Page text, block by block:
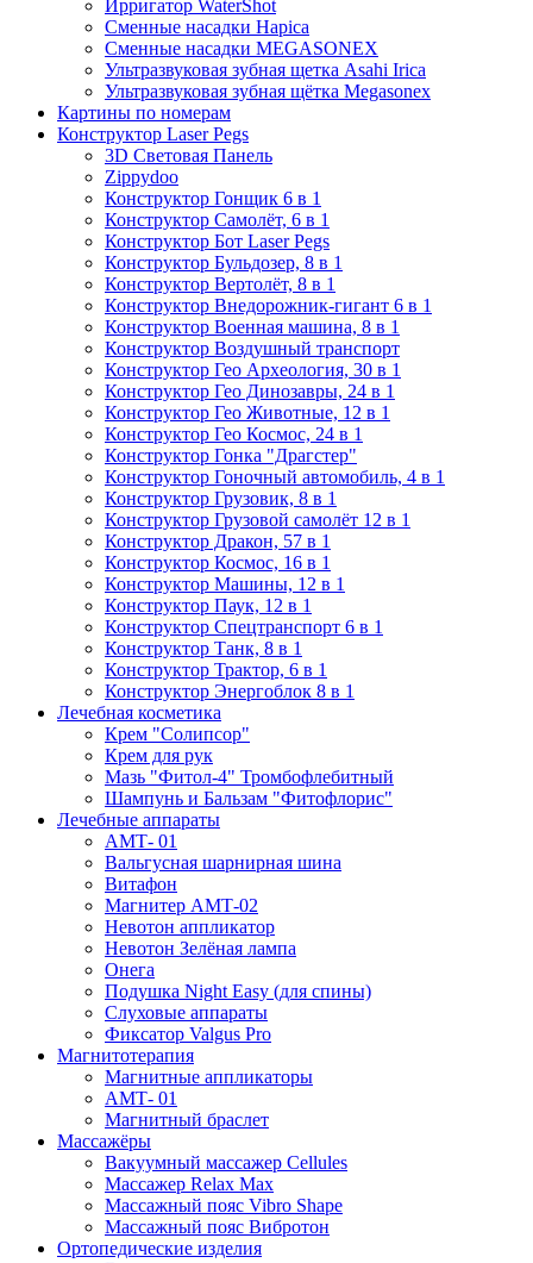
Ирригатор WaterShot
Сменные насадки Hapica
Сменные насадки MEGASONEX
Ультразвуковая зубная щетка Asahi Irica
Ультразвуковая зубная щётка Megasonex
Картины по номерам
Конструктор Laser Pegs
3D Световая Панель
Zippydoo
Конструктор Гонщик 6 в 1
Конструктор Cамолёт, 6 в 1
Конструктор Бот Laser Pegs
Конструктор Бульдозер, 8 в 1
Конструктор Вертолёт, 8 в 1
Конструктор Внедорожник-гигант 6 в 1
Конструктор Военная машина, 8 в 1
Конструктор Воздушный транспорт
Конструктор Гео Археология, 30 в 1
Конструктор Гео Динозавры, 24 в 1
Конструктор Гео Животные, 12 в 1
Конструктор Гео Космос, 24 в 1
Конструктор Гонка "Драгстер"
Конструктор Гоночный автомобиль, 4 в 1
Конструктор Грузовик, 8 в 1
Конструктор Грузовой самолёт 12 в 1
Конструктор Дракон, 57 в 1
Конструктор Космос, 16 в 1
Конструктор Машины, 12 в 1
Конструктор Паук, 12 в 1
Конструктор Спецтранспорт 6 в 1
Конструктор Танк, 8 в 1
Конструктор Трактор, 6 в 1
Конструктор Энергоблок 8 в 1
Лечебная косметика
Крем "Солипсор"
Крем для рук
Мазь "Фитол-4" Тромбофлебитный
Шампунь и Бальзам "Фитофлорис"
Лечебные аппараты
АМТ- 01
Вальгусная шарнирная шина
Витафон
Магнитер АМТ-02
Невотон аппликатор
Невотон Зелёная лампа
Онега
Подушка Night Easy (для спины)
Слуховые аппараты
Фиксатор Valgus Pro
Магнитотерапия
Магнитные аппликаторы
АМТ- 01
Магнитный браслет
Массажёры
Вакуумный массажер Cellules
Массажер Relax Max
Массажный пояс Vibro Shape
Массажный пояс Вибротон
Ортопедические изделия